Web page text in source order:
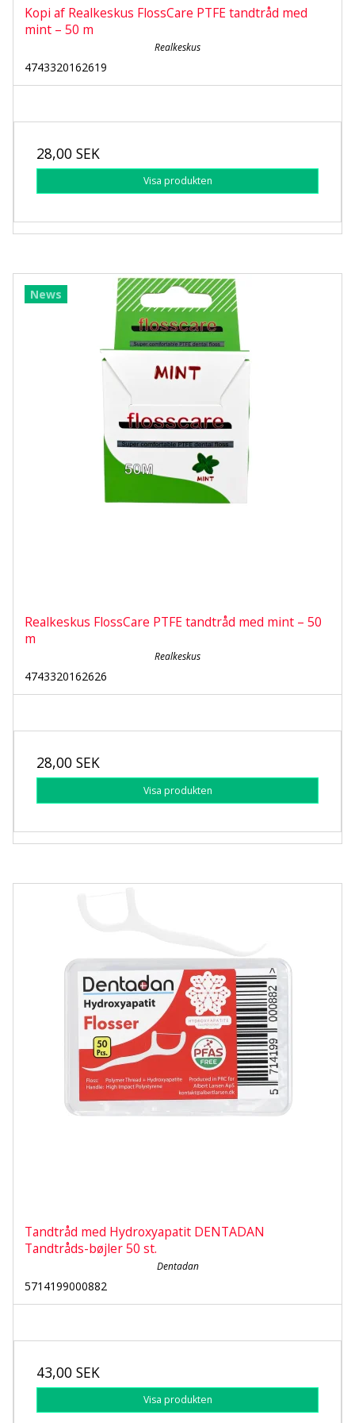
Kopi af Realkeskus FlossCare PTFE tandtråd med
mint – 50 m
Realkeskus
4743320162619
28,00 SEK
Visa produkten
News
Realkeskus FlossCare PTFE tandtråd med mint – 50
m
Realkeskus
4743320162626
28,00 SEK
Visa produkten
Tandtråd med Hydroxyapatit DENTADAN
Tandtråds-bøjler 50 st.
Dentadan
5714199000882
43,00 SEK
Visa produkten